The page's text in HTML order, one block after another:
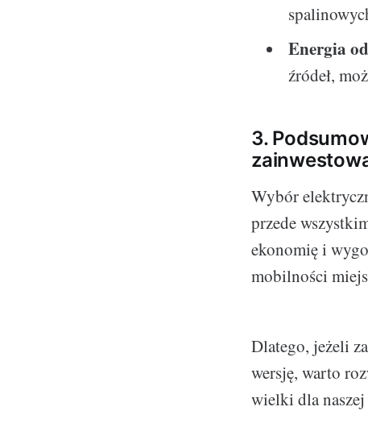
Energia
źródeł,
3.
Wybór
przede
ekonomię i
mobilności
Dlatego, jeżeli
wersję, warto
wielki dla naszej